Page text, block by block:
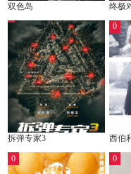
双色岛 终极
拆弹专家3
0
西伯
0 0